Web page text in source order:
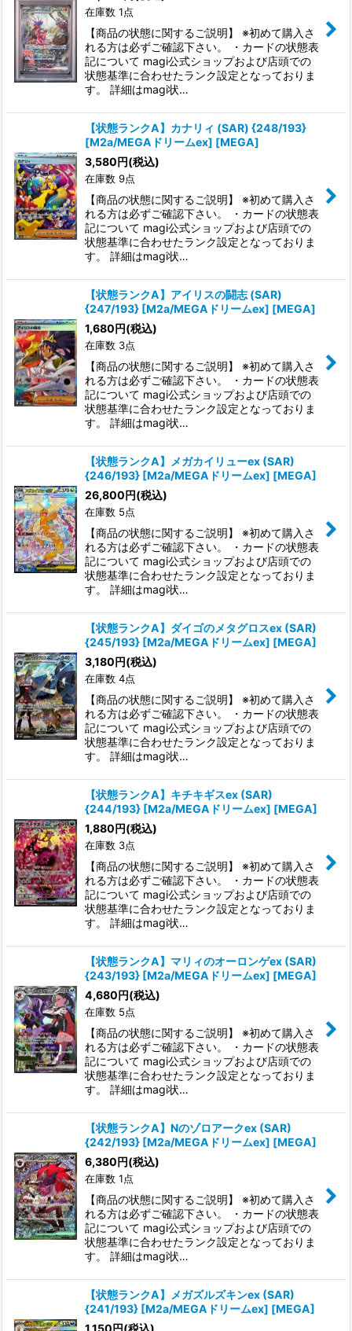
在庫数 1点
【商品の状態に関するご説明】 ※初めて購入さ
れる方は必ずご確認下さい。 ・カードの状態表
記について magi公式ショップおよび店頭での
状態基準に合わせたランク設定となっておりま
す。 詳細はmagi状…
【状態ランクA】カナリィ (SAR) {248/193}
[M2a/MEGAドリームex] [MEGA]
3,580円(税込)
在庫数 9点
【商品の状態に関するご説明】 ※初めて購入さ
れる方は必ずご確認下さい。 ・カードの状態表
記について magi公式ショップおよび店頭での
状態基準に合わせたランク設定となっておりま
す。 詳細はmagi状…
【状態ランクA】アイリスの闘志 (SAR)
{247/193} [M2a/MEGAドリームex] [MEGA]
1,680円(税込)
在庫数 3点
【商品の状態に関するご説明】 ※初めて購入さ
れる方は必ずご確認下さい。 ・カードの状態表
記について magi公式ショップおよび店頭での
状態基準に合わせたランク設定となっておりま
す。 詳細はmagi状…
【状態ランクA】メガカイリューex (SAR)
{246/193} [M2a/MEGAドリームex] [MEGA]
26,800円(税込)
在庫数 5点
【商品の状態に関するご説明】 ※初めて購入さ
れる方は必ずご確認下さい。 ・カードの状態表
記について magi公式ショップおよび店頭での
状態基準に合わせたランク設定となっておりま
す。 詳細はmagi状…
【状態ランクA】ダイゴのメタグロスex (SAR)
{245/193} [M2a/MEGAドリームex] [MEGA]
3,180円(税込)
在庫数 4点
【商品の状態に関するご説明】 ※初めて購入さ
れる方は必ずご確認下さい。 ・カードの状態表
記について magi公式ショップおよび店頭での
状態基準に合わせたランク設定となっておりま
す。 詳細はmagi状…
【状態ランクA】キチキギスex (SAR)
{244/193} [M2a/MEGAドリームex] [MEGA]
1,880円(税込)
在庫数 3点
【商品の状態に関するご説明】 ※初めて購入さ
れる方は必ずご確認下さい。 ・カードの状態表
記について magi公式ショップおよび店頭での
状態基準に合わせたランク設定となっておりま
す。 詳細はmagi状…
【状態ランクA】マリィのオーロンゲex (SAR)
{243/193} [M2a/MEGAドリームex] [MEGA]
4,680円(税込)
在庫数 5点
【商品の状態に関するご説明】 ※初めて購入さ
れる方は必ずご確認下さい。 ・カードの状態表
記について magi公式ショップおよび店頭での
状態基準に合わせたランク設定となっておりま
す。 詳細はmagi状…
【状態ランクA】Nのゾロアークex (SAR)
{242/193} [M2a/MEGAドリームex] [MEGA]
6,380円(税込)
在庫数 1点
【商品の状態に関するご説明】 ※初めて購入さ
れる方は必ずご確認下さい。 ・カードの状態表
記について magi公式ショップおよび店頭での
状態基準に合わせたランク設定となっておりま
す。 詳細はmagi状…
【状態ランクA】メガズルズキンex (SAR)
{241/193} [M2a/MEGAドリームex] [MEGA]
1,150円(税込)